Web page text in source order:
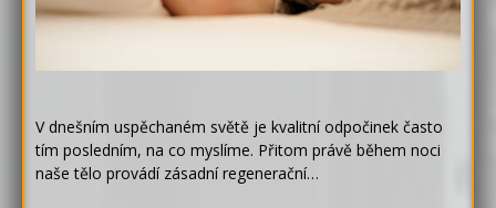
V dnešním uspěchaném světě je kvalitní odpočinek často
tím posledním, na co myslíme. Přitom právě během noci
naše tělo provádí zásadní regenerační…